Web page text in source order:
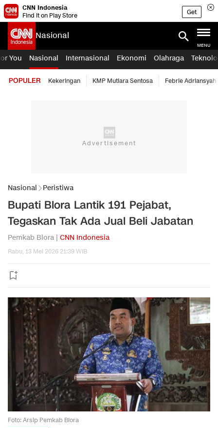
CNN Indonesia
Find it on Play Store
Get
Nasional
MENU
You Nasional Internasional Ekonomi Olahraga
POPULER Kekeringan KMP Mutiara Sentosa Febrie Adriansyah
Nasional Peristiwa
Bupati Blora Lantik 191 Pejabat,
Tegaskan Tak Ada Jual Beli Jabatan
Pemkab Blora | CNN Indonesia
Rabu, 13 Mei 2026 21:39 WIB
Foto: Arsip Pemkab Blora